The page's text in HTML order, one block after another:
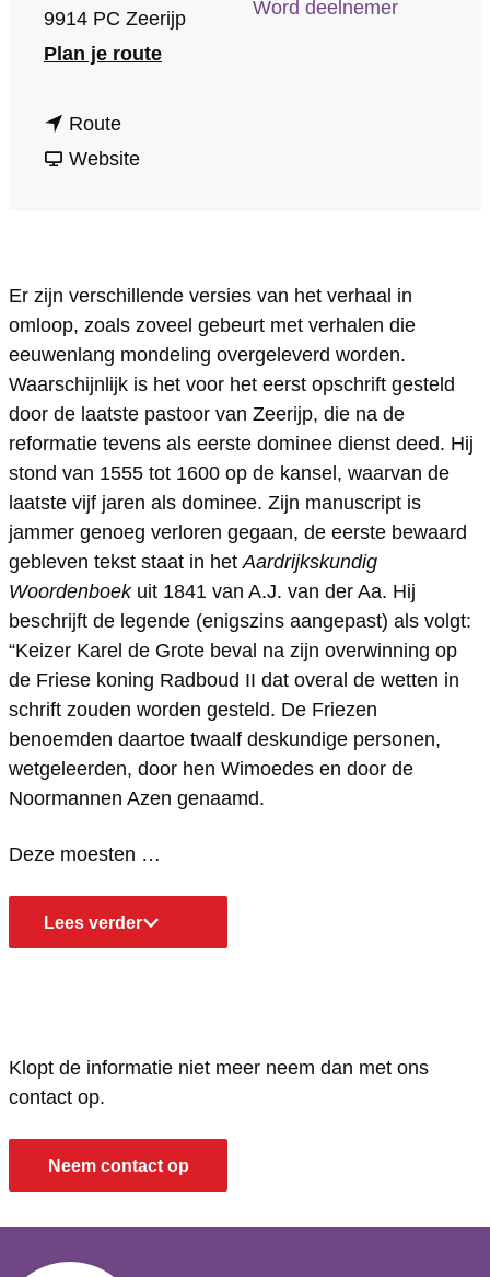
Word deelnemer
9914 PC Zeerijp
Plan je routen
p
s
t
r
L
i
c
t
Routen
a
i
e
p
s
t
e
r
L
i
c
h
t
Websitev
i
e
p
t
e
r
L
c
h
t
Er zijn verschillende versies van het verhaal in
omloop, zoals zoveel gebeurt met verhalen die
eeuwenlang mondeling overgeleverd worden.
Waarschijnlijk is het voor het eerst opschrift gesteld
door de laatste pastoor van Zeerijp, die na de
reformatie tevens als eerste dominee dienst deed. Hij
stond van 1555 tot 1600 op de kansel, waarvan de
laatste vijf jaren als dominee. Zijn manuscript is
jammer genoeg verloren gegaan, de eerste bewaard
gebleven tekst staat in hetAardrijkskundig
Woordenboekuit 1841 van A.J. van der Aa. Hij
beschrijft de legende (enigszins aangepast) als volgt:
“Keizer Karel de Grote beval na zijn overwinning op
de Friese koning Radboud II dat overal de wetten in
schrift zouden worden gesteld. De Friezen
benoemden daartoe twaalf deskundige personen,
wetgeleerden, door hen Wimoedes en door de
Noormannen Azen genaamd.
Deze moesten …
Lees verder
Klopt de informatie niet meer neem dan met ons
contact op.
Neem contact op